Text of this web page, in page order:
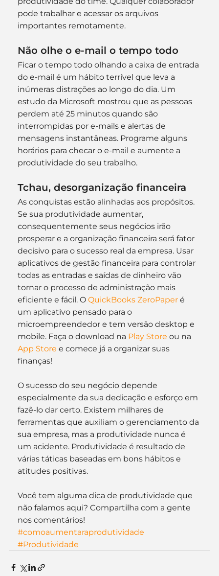
pode trabalhar e acessar os arquivos
importantes remotamente.
Não olhe o e-mail o tempo todo
Ficar o tempo todo olhando a caixa de entrada
do e-mail é um hábito terrível que leva a
inúmeras distrações ao longo do dia. Um
estudo da Microsoft mostrou que as pessoas
perdem até 25 minutos quando são
interrompidas por e-mails e alertas de
mensagens instantâneas. Programe alguns
horários para checar o e-mail e aumente a
produtividade do seu trabalho.
Tchau, desorganização financeira
As conquistas estão alinhadas aos propósitos.
Se sua produtividade aumentar,
consequentemente seus negócios irão
prosperar e a organização financeira será fator
decisivo para o sucesso real da empresa. Usar
aplicativos de gestão financeira para controlar
todas as entradas e saídas de dinheiro vão
tornar o processo de administração mais
eficiente e fácil. O QuickBooks ZeroPaper é
um aplicativo pensado para o
microempreendedor e tem versão desktop e
mobile. Faça o download na Play Store ou na
App Store e comece já a organizar suas
finanças!
O sucesso do seu negócio depende
especialmente da sua dedicação e esforço em
fazê-lo dar certo. Existem milhares de
ferramentas que auxiliam o gerenciamento da
sua empresa, mas a produtividade nunca é
um acidente. Produtividade é resultado de
várias táticas baseadas em bons hábitos e
atitudes positivas.
Você tem alguma dica de produtividade que
não falamos aqui? Compartilha com a gente
nos comentários!
#comoaumentaraprodutividade
#Produtividade